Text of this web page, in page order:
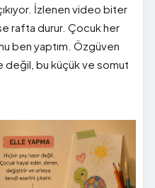
İzlenen video biter
rafta durur. Çocuk her
ben yaptım. Özgüven
değil, bu küçük ve somut